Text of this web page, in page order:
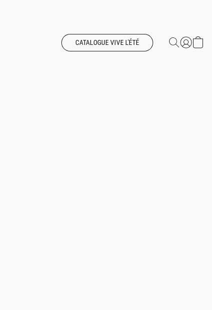
CATALOGUE VIVE L'ÉTÉ